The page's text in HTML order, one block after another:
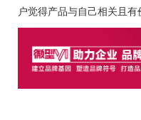
户觉得产品与自己相关且有